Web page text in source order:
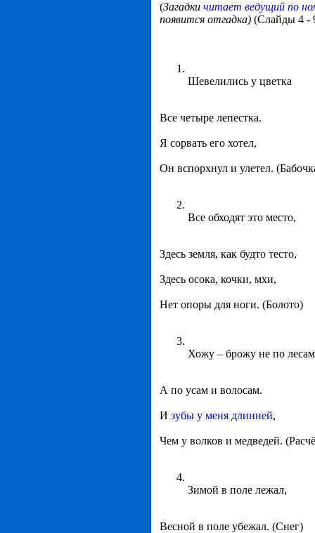
(Загадки читает ведущий по
появится отгадка) (Слайды 4 -
Шевелились у цветка
Все четыре лепестка.
Я сорвать его хотел,
Он вспорхнул и улетел.
Все обходят это место,
Здесь земля, как будто тесто,
Здесь осока, кочки, мхи,
Нет опоры для ноги. (Болото)
Хожу – брожу не по
А по усам и волосам.
И зубы у меня длинней,
Чем у волков и медведей.
Зимой в поле лежал,
Весной в поле убежал. (Снег)